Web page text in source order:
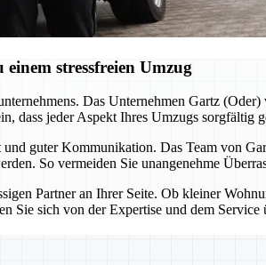
stressfreien Umzug
Das Unternehmen Gartz
dass jeder Aspekt Ihres Umzugs sorgfältig
guter Kommunikation. Das Team von
So vermeiden Sie unangenehme
Partner an Ihrer Seite. Ob kleiner
Sie sich von der Expertise und dem Service